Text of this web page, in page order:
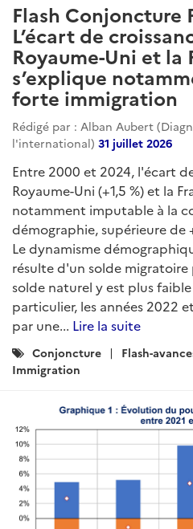
Flash Conjoncture
L’écart de
Royaume-Uni et la
s’explique
forte immigration
Rédigé par : Alban Aubert
l'international) 31 juillet 2026
Entre 2000 et 2024, l'écart
Royaume-Uni (+1,5 %) et la
notamment imputable à la
démographie, supérieure de
Le dynamisme
résulte d'un solde migratoire
solde naturel y est plus
particulier, les années 2022
par une... Lire la suite
Catégories
:
Conjoncture Flash-
Immigration